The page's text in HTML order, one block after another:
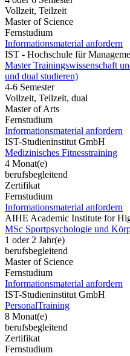
Vollzeit, Teilzeit
Master of Science
Fernstudium
Informationsmaterial anfordern
IST - Hochschule für
Master Trainingswissenschaft
und dual studieren)
4-6 Semester
Vollzeit, Teilzeit, dual
Master of Arts
Fernstudium
Informationsmaterial anfordern
IST-Studieninstitut GmbH
Medizinisches Fitnesstraining
4 Monat(e)
berufsbegleitend
Zertifikat
Fernstudium
Informationsmaterial anfordern
AIHE Academic Institute for
MSc Sportpsychologie und
1 oder 2 Jahr(e)
berufsbegleitend
Master of Science
Fernstudium
Informationsmaterial anfordern
IST-Studieninstitut GmbH
PersonalTraining
8 Monat(e)
berufsbegleitend
Zertifikat
Fernstudium